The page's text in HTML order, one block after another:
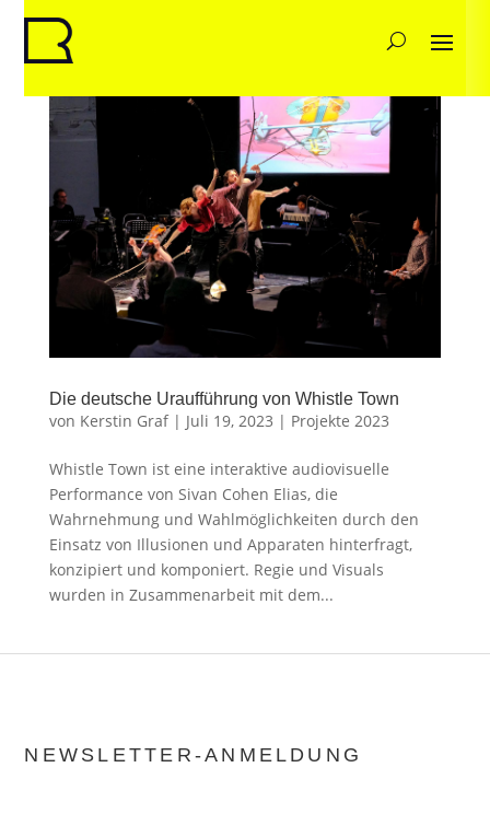
Die deutsche Uraufführung von Whistle Town
von Kerstin Graf| Juli 19, 2023 | Projekte 2023
Whistle Town ist eine interaktive audiovisuelle
Performance von Sivan Cohen Elias, die
Wahrnehmung und Wahlmöglichkeiten durch den
Einsatz von Illusionen und Apparaten hinterfragt,
konzipiert und komponiert. Regie und Visuals
wurden in Zusammenarbeit mit dem...
NEWSLETTER-ANMELDUNG